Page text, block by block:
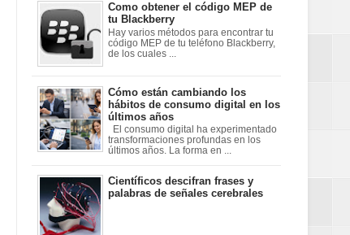
Como obtener el código MEP de
tu Blackberry
Hay varios métodos para encontrar tu
código MEP de tu teléfono Blackberry,
de los cuales ...
Cómo están cambiando los
hábitos de consumo digital en los
últimos años
El consumo digital ha experimentado
transformaciones profundas en los
últimos años. La forma en ...
Científicos descifran frases y
palabras de señales cerebrales